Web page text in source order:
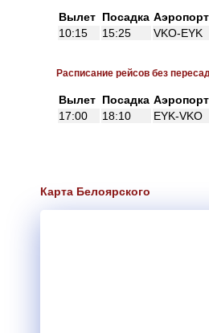
Вылет Посадка
10:15
15:25 VKO-EYK
Расписание рейсов без
Вылет Посадка
17:00
18:10 EYK-VKO
Карта Белоярского